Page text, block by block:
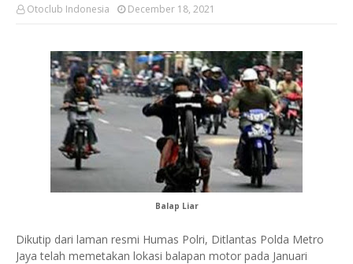
Otoclub Indonesia December 18, 2021
Balap Liar
Dikutip dari laman resmi Humas Polri, Ditlantas Polda Metro
Jaya telah memetakan lokasi balapan motor pada Januari